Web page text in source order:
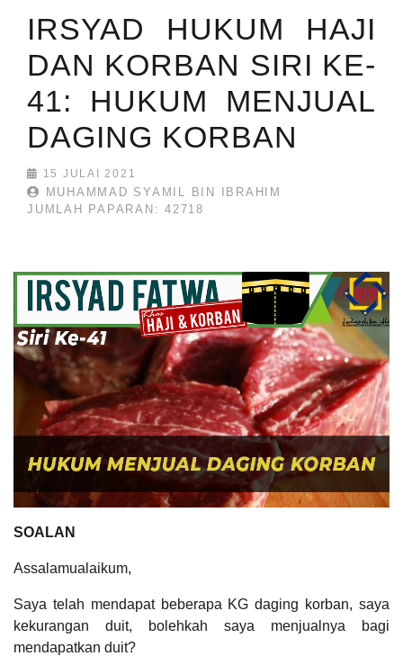
IRSYAD HUKUM HAJI
DAN KORBAN SIRI KE-
41: HUKUM MENJUAL
DAGING KORBAN
15 JULAI 2021
MUHAMMAD SYAMIL BIN IBRAHIM
JUMLAH PAPARAN: 42718
SOALAN
Assalamualaikum,
Saya telah mendapat beberapa KG daging korban, saya
kekurangan duit, bolehkah saya menjualnya bagi
mendapatkan duit?